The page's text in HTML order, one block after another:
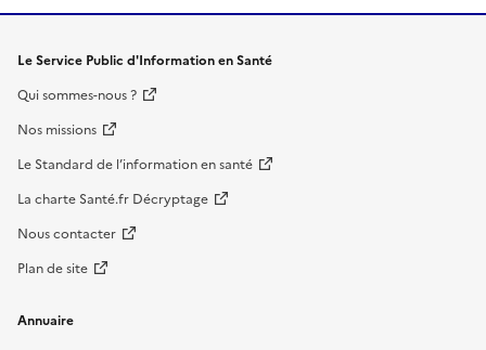
Le Service Public d'Information en Santé
Qui sommes-nous ?
Nos missions
Le Standard de l’information en santé
La charte Santé.fr Décryptage
Nous contacter
Plan de site
Annuaire